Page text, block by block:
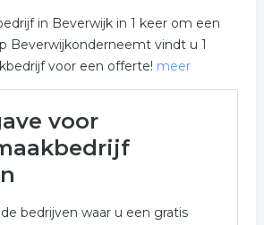
in Beverwijk in 1 keer om een
Beverwijkonderneemt vindt u 1
voor een offerte! meer
u een overzicht van alle
gerelateerde bedrijven in de
voor een vrijblijvende
voor
bedrijven waar u een gratis